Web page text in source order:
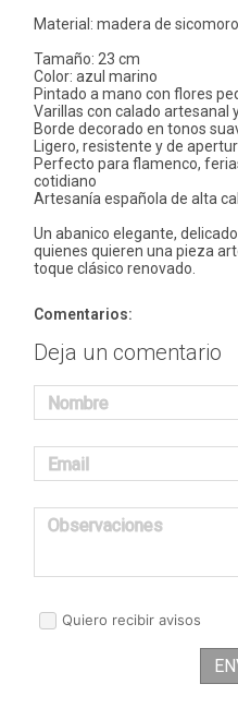
Material: madera de sicomoro
Tamaño: 23 cm
Color: azul marino
Pintado a mano con flores
Varillas con calado artesanal
Borde decorado en tonos
Ligero, resistente y de
Perfecto para flamenco,
cotidiano
Artesanía española de alta
Un abanico elegante,
quienes quieren una pieza
toque clásico renovado.
Comentarios:
Deja un comentario
Nombre
Email
Observaciones
Quiero recibir avisos